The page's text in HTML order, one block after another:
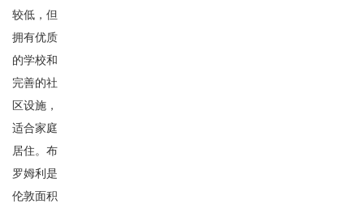
较低，但
拥有优质
的学校和
完善的社
区设施，
适合家庭
居住。布
罗姆利是
伦敦面积